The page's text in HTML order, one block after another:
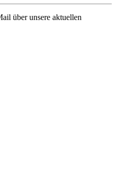
über unsere aktuellen